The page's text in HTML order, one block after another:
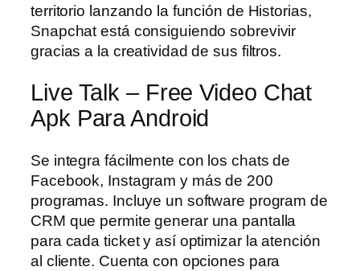
territorio lanzando la función de Historias,
Snapchat está consiguiendo sobrevivir
gracias a la creatividad de sus filtros.
Live Talk – Free Video Chat
Apk Para Android
Se integra fácilmente con los chats de
Facebook, Instagram y más de 200
programas. Incluye un software program de
CRM que permite generar una pantalla
para cada ticket y así optimizar la atención
al cliente. Cuenta con opciones para